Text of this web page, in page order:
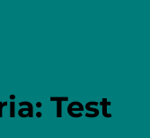
Test